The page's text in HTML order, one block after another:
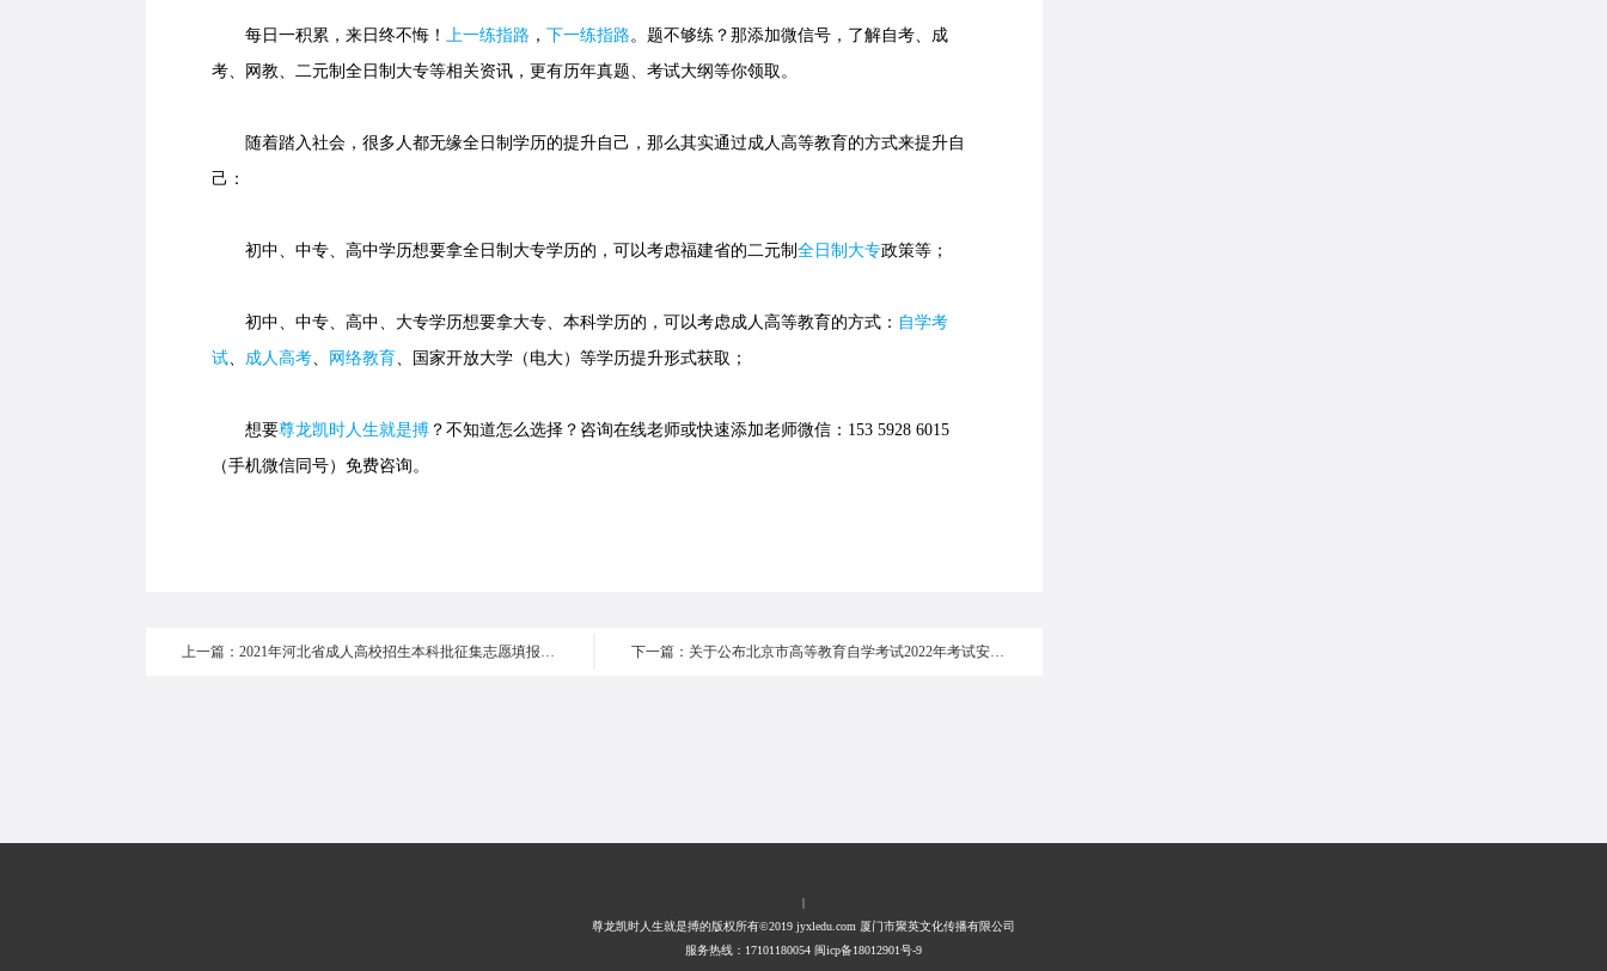
每日一积累，来日终不悔！ 上一练指路 ， 下一练指路。 题不够练？那添加微信号，了解自考、成
考、网教、二元制全日制大专等相关资讯，更有历年真题、考试大纲等你领取。
随着踏入社会，很多人都无缘全日制学历的提升自己，那么其实通过成人高等教育的方式来提升自
己：
初中、中专、高中学历想要拿全日制大专学历的，可以考虑福建省的二元制 全日制大专政策等；
初中、中专、高中、大专学历想要拿大专、本科学历的，可以考虑成人高等教育的方式： 自学考
试、 成人高考、 网络教育、国家开放大学（电大）等学历提升形式获取；
想要尊龙凯时人生就是搏 ？不知道怎么选择？咨询在线老师或快速添加老师微信：153 5928 6015
（手机微信同号）免费咨询。
上一篇：2021年河北省成人高校招生本科批征集志愿填报说明 下一篇：关于公布北京市高等教育自学考试2022年考试安排及有关事项的通知
|
尊龙凯时人生就是搏的版权所有©2019 jyxledu.com 厦门市聚英文化传播有限公司
服务热线：17101180054 闽icp备18012901号-9